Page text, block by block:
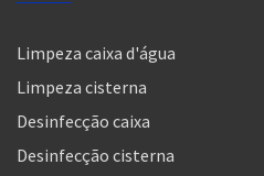
Limpeza caixa d'água
Limpeza cisterna
Desinfecção caixa
Desinfecção cisterna